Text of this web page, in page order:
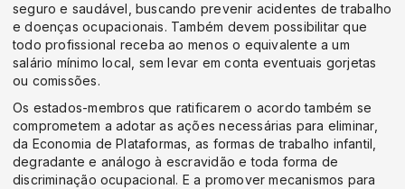
seguro e saudável, buscando prevenir acidentes de trabalho
e doenças ocupacionais. Também devem possibilitar que
todo profissional receba ao menos o equivalente a um
salário mínimo local, sem levar em conta eventuais gorjetas
ou comissões.
Os estados-membros que ratificarem o acordo também se
comprometem a adotar as ações necessárias para eliminar,
da Economia de Plataformas, as formas de trabalho infantil,
degradante e análogo à escravidão e toda forma de
discriminação ocupacional. E a promover mecanismos para